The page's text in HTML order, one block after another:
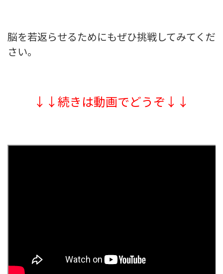
脳を若返らせるためにもぜひ挑戦してみてくだ
さい。
↓↓続きは動画でどうぞ↓↓